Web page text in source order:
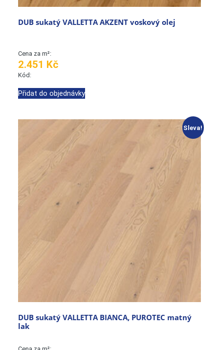
DUB sukatý VALLETTA AKZENT voskový olej
Cena za m²:
2.451 Kč
Kód:
Přidat do objednávky
Sleva!
DUB sukatý VALLETTA BIANCA, PUROTEC matný
lak